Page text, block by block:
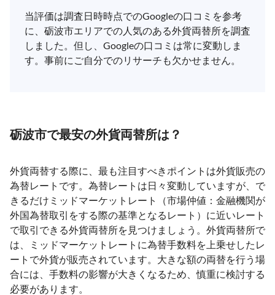
当評価は調査日時時点でのGoogleの口コミを参考
に、砺波市エリアでの人気のある外貨両替所を調査
しました。但し、Googleの口コミは常に変動しま
す。事前にご自分でのリサーチも欠かせません。
砺波市で最安の外貨両替所は？
外貨両替する際に、最も注目すべきポイントは外貨販売の
為替レートです。為替レートは日々変動していますが、で
きるだけミッドマーケットレート（市場仲値：金融機関が
外国為替取引をする際の基準となるレート）に近いレート
で取引できる外貨両替所を見つけましょう。外貨両替所で
は、ミッドマーケットレートに為替手数料を上乗せしたレ
ートで外貨が販売されています。大きな額の両替を行う場
合には、手数料の影響が大きくなるため、慎重に検討する
必要があります。